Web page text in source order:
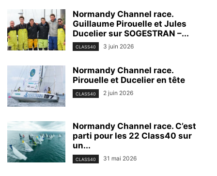
Normandy Channel race.
Guillaume Pirouelle et Jules
Ducelier sur SOGESTRAN –...
CLASS40 3 juin 2026
Normandy Channel race.
Pirouelle et Ducelier en tête
CLASS40 2 juin 2026
Normandy Channel race. C’est
parti pour les 22 Class40 sur
un...
CLASS40 31 mai 2026